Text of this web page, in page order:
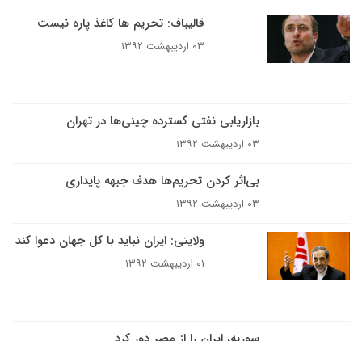
قالیباف: تحریم ها کاغذ پاره نیست
۰۳ اردیبهشت ۱۳۹۲
بازاریابی‌ نفتی گسترده چینی‌ها در تهران
۰۳ اردیبهشت ۱۳۹۲
بی‌اثر کردن تحریم‌ها هدف جبهه پایداری
۰۳ اردیبهشت ۱۳۹۲
ولایتی: ایران نباید با کل جهان دعوا کند
۰۱ اردیبهشت ۱۳۹۲